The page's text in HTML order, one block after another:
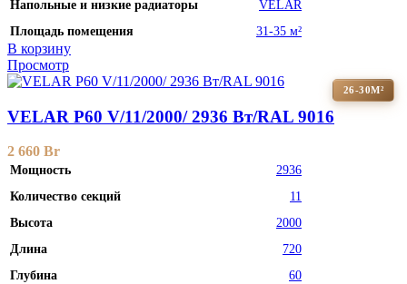
Напольные и низкие радиаторы
VELAR
Площадь помещения
31-35 м²
В корзину
Просмотр
26-30М²
VELAR P60 V/11/2000/ 2936 Bт/RAL 9016
2 660 Br
Мощность
2936
Количество секций
11
Высота
2000
Длина
720
Глубина
60